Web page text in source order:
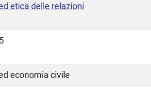
etica delle relazioni
economia civile